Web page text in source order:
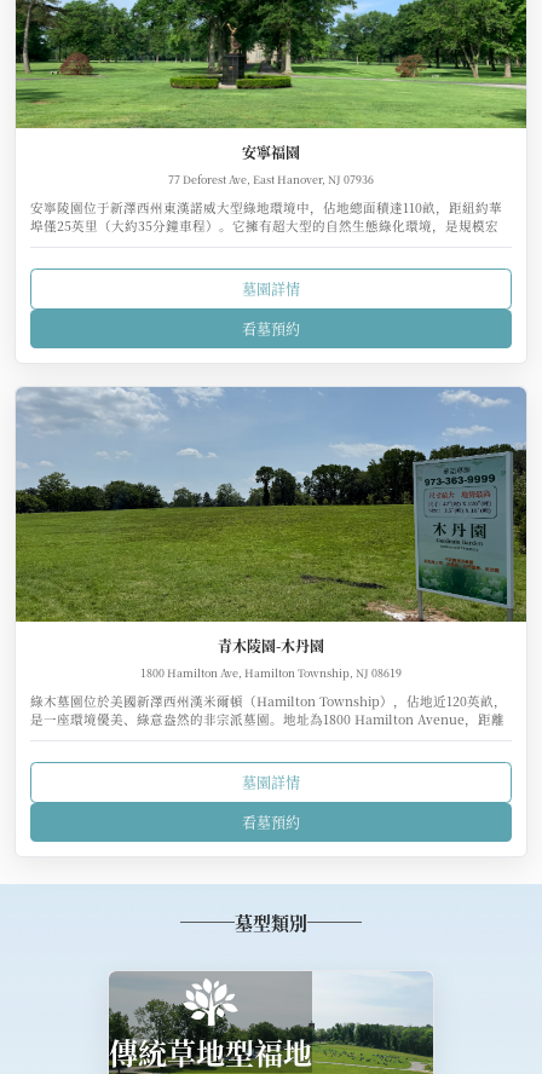
安寧福園
77 Deforest Ave, East Hanover, NJ 07936
安寧陵園位于新澤西州東漢諾威大型綠地環境中，佔地總面積達110畝，距紐約華
埠僅25英里（大約35分鐘車程）。它擁有超大型的自然生態綠化環境，是規模宏
大、自然環境最優美的生態墓園。
墓園詳情
看墓預約
青木陵園-木丹園
1800 Hamilton Ave, Hamilton Township, NJ 08619
綠木墓園位於美國新澤西州漢米爾頓（Hamilton Township），佔地近120英畝，
是一座環境優美、綠意盎然的非宗派墓園。地址為1800 Hamilton Avenue，距離
州府特倫頓（Trenton）約6英里、紐約市約60英里、費城僅35英里，交通相當便
墓園詳情
看墓預約
墓型類別
傳統草地型福地